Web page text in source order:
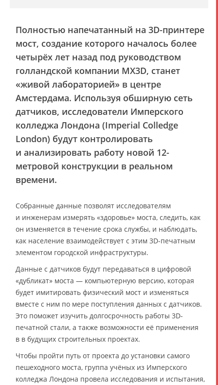
​​Полностью напечатанный на 3D-принтере
мост, создание которого началось более
четырёх лет назад под руководством
голландской компании MX3D, станет
«живой лабораторией» в центре
Амстердама. Используя обширную сеть
датчиков, исследователи Имперского
колледжа Лондона (Imperial Colledge
London) будут контролировать
и анализировать работу новой 12-
метровой конструкции в реальном
времени.
Собранные данные позволят исследователям
и инженерам измерять «здоровье» моста, следить, как
он изменяется в течение срока службы, и наблюдать,
как население взаимодействует с этим 3D-печатным
элементом городской инфраструктуры.
Данные с датчиков будут передаваться в цифровой
«дубликат» моста — компьютерную версию, которая
будет имитировать физический мост и изменяться
вместе с ним по мере поступления данных с датчиков.
Это поможет изучить долгосрочность работы 3D-
печатной стали, а также возможности её применения
в в будущих строительных проектах.
Чтобы пройти путь от проекта до установки самого
пешеходного моста, группа учёных из Имперского
колледжа Лондона провела исследования и испытания,